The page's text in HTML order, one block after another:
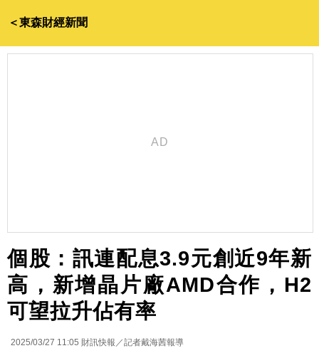
＜東森財經新聞
個股：訊連配息3.9元創近9年新
高，新增晶片廠AMD合作，H2
可望拉升佔有率
2025/03/27 11:05 財訊快報／記者戴海茜報導